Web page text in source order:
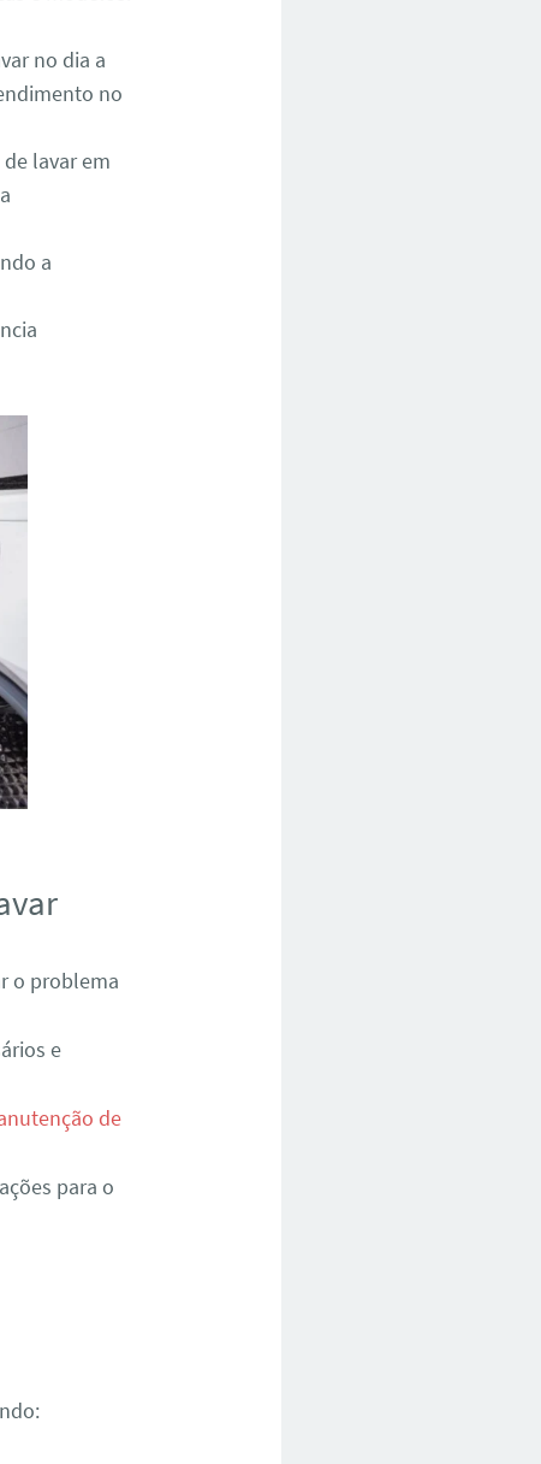
no dia a
no
lavar em
a
o problema
e
de
para o